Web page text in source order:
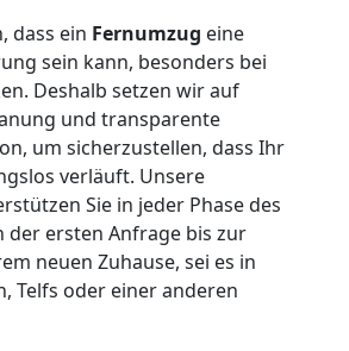
dass ein Fernumzug eine
sein kann, besonders bei
Deshalb setzen wir auf
und transparente
um sicherzustellen, dass Ihr
verläuft. Unsere
Sie in jeder Phase des
der ersten Anfrage bis zur
neuen Zuhause, sei es in
Telfs oder einer anderen